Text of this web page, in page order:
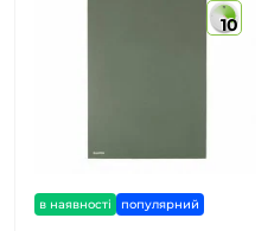
10
в наявності популярний